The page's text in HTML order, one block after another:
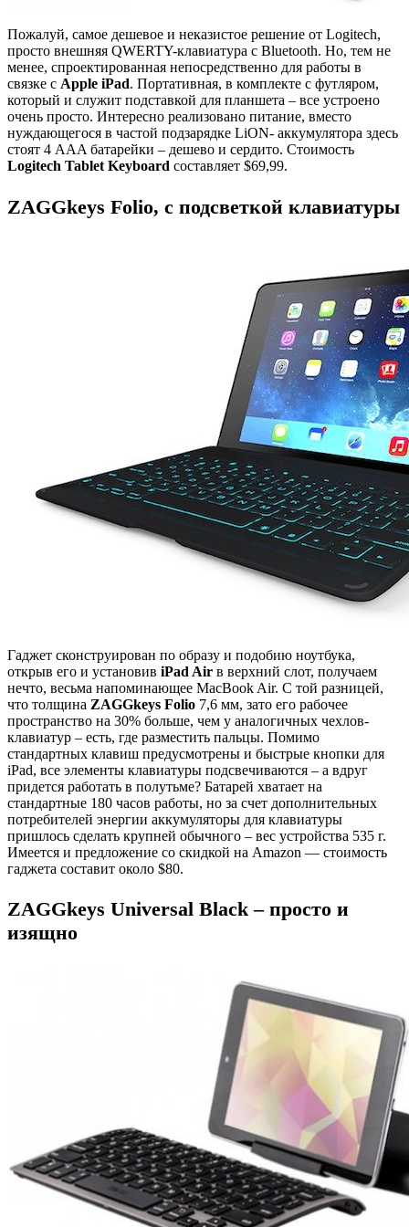
Пожалуй, самое дешевое и неказистое решение от Logitech,
просто внешняя QWERTY-клавиатура с Bluetooth. Но, тем не
менее, спроектированная непосредственно для работы в
связке с Apple iPad. Портативная, в комплекте с футляром,
который и служит подставкой для планшета – все устроено
очень просто. Интересно реализовано питание, вместо
нуждающегося в частой подзарядке LiON- аккумулятора здесь
стоят 4 AAA батарейки – дешево и сердито. Стоимость
Logitech Tablet Keyboard составляет $69,99.
ZAGGkeys Folio, с подсветкой клавиатуры
Гаджет сконструирован по образу и подобию ноутбука,
открыв его и установив iPad Air в верхний слот, получаем
нечто, весьма напоминающее MacBook Air. С той разницей,
что толщина ZAGGkeys Folio 7,6 мм, зато его рабочее
пространство на 30% больше, чем у аналогичных чехлов-
клавиатур – есть, где разместить пальцы. Помимо
стандартных клавиш предусмотрены и быстрые кнопки для
iPad, все элементы клавиатуры подсвечиваются – а вдруг
придется работать в полутьме? Батарей хватает на
стандартные 180 часов работы, но за счет дополнительных
потребителей энергии аккумуляторы для клавиатуры
пришлось сделать крупней обычного – вес устройства 535 г.
Имеется и предложение со скидкой на Amazon — стоимость
гаджета составит около $80.
ZAGGkeys Universal Black – просто и
изящно